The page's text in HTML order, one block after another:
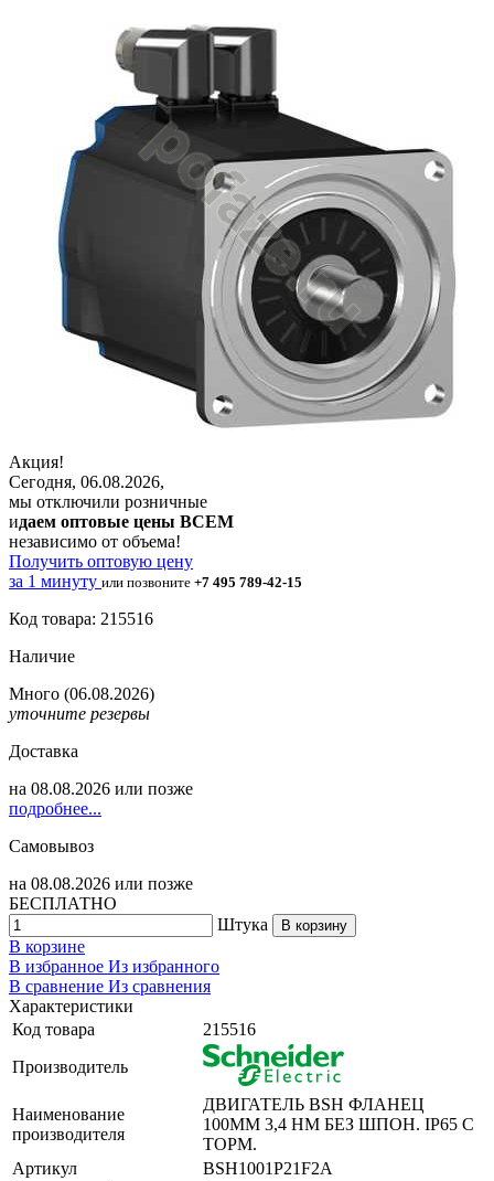
Акция!
Сегодня, 06.08.2026,
мы отключили розничные
идаем оптовые цены ВСЕМ
независимо от объема!
Получить оптовую цену
за 1 минуту или позвоните +7 495 789-42-15
Код товара: 215516
Наличие
Много (06.08.2026)
уточните резервы
Доставка
на 08.08.2026 или позже
подробнее...
Самовывоз
на 08.08.2026 или позже
БЕСПЛАТНО
Штука
В корзину
В корзине
В избранное Из избранного
В сравнение Из сравнения
Характеристики
Код товара
215516
Производитель
Наименование
производителя
ДВИГАТЕЛЬ BSH ФЛАНЕЦ
100MM 3,4 НМ БЕЗ ШПОН. IP65 C
ТОРМ.
Артикул
BSH1001P21F2A